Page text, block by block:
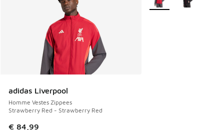
adidas Liverpool
Homme Vestes Zippees
Strawberry Red - Strawberry Red
€ 84,99